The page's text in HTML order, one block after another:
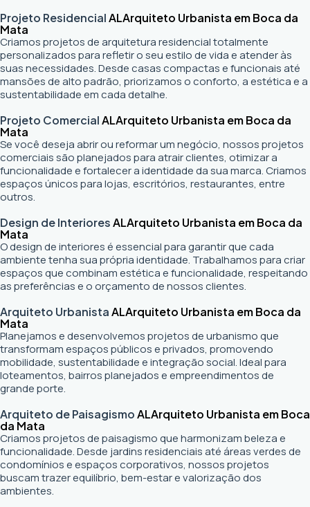
Projeto ResidencialALArquiteto Urbanista em Boca da
Mata
Criamos projetos de arquitetura residencial totalmente
personalizados para refletir o seu estilo de vida e atender às
suas necessidades. Desde casas compactas e funcionais até
mansões de alto padrão, priorizamos o conforto, a estética e a
sustentabilidade em cada detalhe.
Projeto ComercialALArquiteto Urbanista em Boca da
Mata
Se você deseja abrir ou reformar um negócio, nossos projetos
comerciais são planejados para atrair clientes, otimizar a
funcionalidade e fortalecer a identidade da sua marca. Criamos
espaços únicos para lojas, escritórios, restaurantes, entre
outros.
Design de InterioresALArquiteto Urbanista em Boca da
Mata
O design de interiores é essencial para garantir que cada
ambiente tenha sua própria identidade. Trabalhamos para criar
espaços que combinam estética e funcionalidade, respeitando
as preferências e o orçamento de nossos clientes.
Arquiteto UrbanistaALArquiteto Urbanista em Boca da
Mata
Planejamos e desenvolvemos projetos de urbanismo que
transformam espaços públicos e privados, promovendo
mobilidade, sustentabilidade e integração social. Ideal para
loteamentos, bairros planejados e empreendimentos de
grande porte.
Arquiteto de PaisagismoALArquiteto Urbanista em Boca
da Mata
Criamos projetos de paisagismo que harmonizam beleza e
funcionalidade. Desde jardins residenciais até áreas verdes de
condomínios e espaços corporativos, nossos projetos
buscam trazer equilíbrio, bem-estar e valorização dos
ambientes.